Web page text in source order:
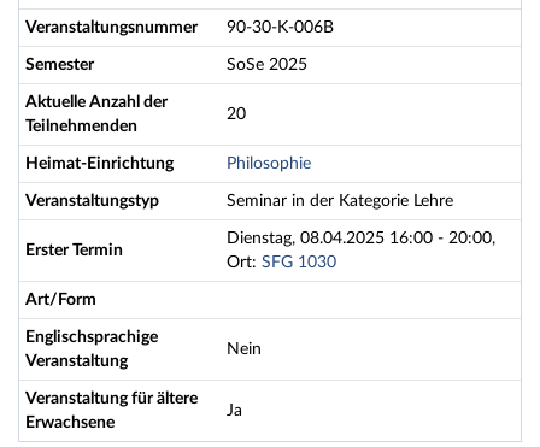
Veranstaltungsnummer 90-30-K-006B
Semester SoSe 2025
Aktuelle Anzahl der
Teilnehmenden
20
Heimat-Einrichtung Philosophie
Veranstaltungstyp Seminar in der Kategorie Lehre
Erster Termin
Dienstag, 08.04.2025 16:00 - 20:00,
Ort: SFG 1030
Art/Form
Englischsprachige
Veranstaltung
Nein
Veranstaltung für ältere
Erwachsene
Ja